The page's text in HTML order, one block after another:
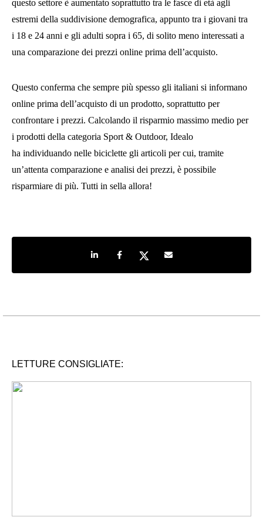
questo settore è aumentato soprattutto tra le fasce di età agli
estremi della suddivisione demografica, appunto tra i giovani tra
i 18 e 24 anni e gli adulti sopra i 65, di solito meno interessati a
una comparazione dei prezzi online prima dell’acquisto.
Questo conferma che sempre più spesso gli italiani si informano
online prima dell’acquisto di un prodotto, soprattutto per
confrontare i prezzi. Calcolando il risparmio massimo medio per
i prodotti della categoria Sport & Outdoor, Idealo
ha individuando nelle biciclette gli articoli per cui, tramite
un’attenta comparazione e analisi dei prezzi, è possibile
risparmiare di più. Tutti in sella allora!
Share on LinkedIn
Share on Facebook
Share on TwitterShare by e-mail
LETTURE CONSIGLIATE: